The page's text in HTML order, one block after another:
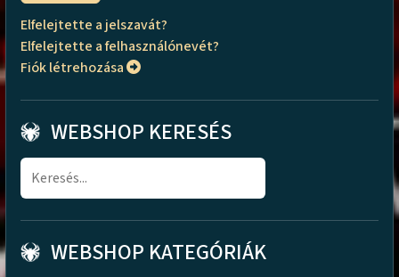
Elfelejtette a jelszavát?
Elfelejtette a felhasználónevét?
Fiók létrehozása
WEBSHOP KERESÉS
WEBSHOP KATEGÓRIÁK